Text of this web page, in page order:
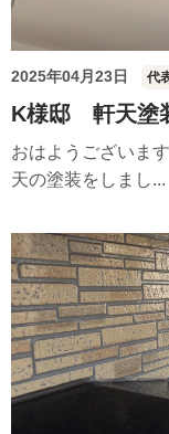
2025年04月23日 代
K様邸 軒天塗
おはようございま
天の塗装をしまし...